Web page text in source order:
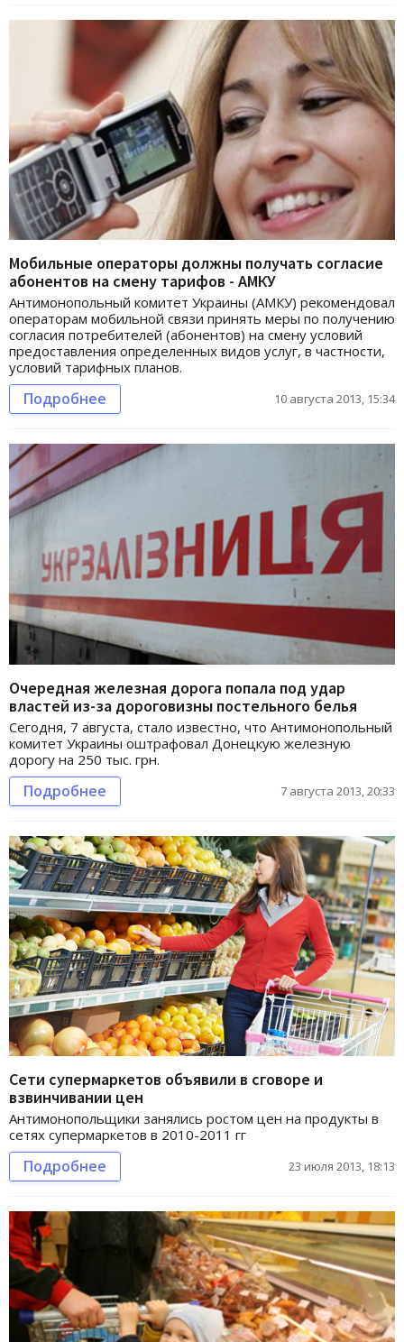
Мобильные операторы должны получать согласие
абонентов на смену тарифов - АМКУ
Антимонопольный комитет Украины (АМКУ) рекомендовал
операторам мобильной связи принять меры по получению
согласия потребителей (абонентов) на смену условий
предоставления определенных видов услуг, в частности,
условий тарифных планов.
Подробнее 10 августа 2013, 15:34
Очередная железная дорога попала под удар
властей из-за дороговизны постельного белья
Сегодня, 7 августа, стало известно, что Антимонопольный
комитет Украины оштрафовал Донецкую железную
дорогу на 250 тыс. грн.
Подробнее 7 августа 2013, 20:33
Сети супермаркетов объявили в сговоре и
взвинчивании цен
Антимонопольщики занялись ростом цен на продукты в
сетях супермаркетов в 2010-2011 гг
Подробнее 23 июля 2013, 18:13